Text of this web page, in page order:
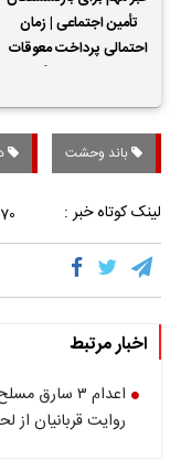
تأمین اجتماعی | زمان
احتمالی پرداخت معوقات
باند وحشت
لینک کوتاه خبر :
اخبار مرتبط
اعدام ۳
روایت قربانیان از